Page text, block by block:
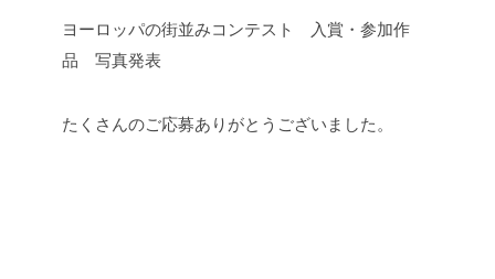
ヨーロッパの街並みコンテスト 入賞・参加作
品 写真発表
たくさんのご応募ありがとうございました。